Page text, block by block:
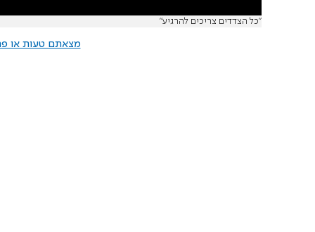
"כל הצדדים צריכים להרגיע"
מצאתם טעות או